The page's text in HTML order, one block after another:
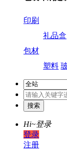
印刷
礼品盒
包材
塑料
Hi~登录
登录
注册